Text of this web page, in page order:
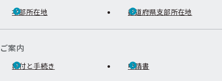
本部所在地 都道府県支部所在地
ご案内
給付と手続き 申請書